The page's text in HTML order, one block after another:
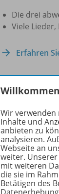
Die drei
Viele
Erfahren
Zugehörige
Wir verwenden
Inhalte und
anbieten zu
analysieren.
Webseite an
weiter.
mit weiteren
die sie im
Betätigen des